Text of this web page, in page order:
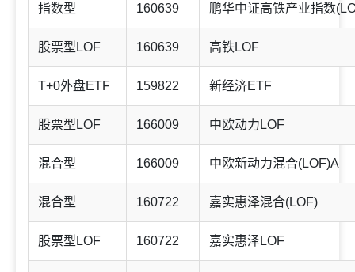
指数型 160639 鹏华中证高铁产业指数
股票型LOF 160639 高铁LOF
T+0外盘ETF 159822 新经济ETF
股票型LOF 166009 中欧动力LOF
混合型 166009 中欧新动力混合(LOF)A
混合型 160722 嘉实惠泽混合(LOF)
股票型LOF 160722 嘉实惠泽LOF